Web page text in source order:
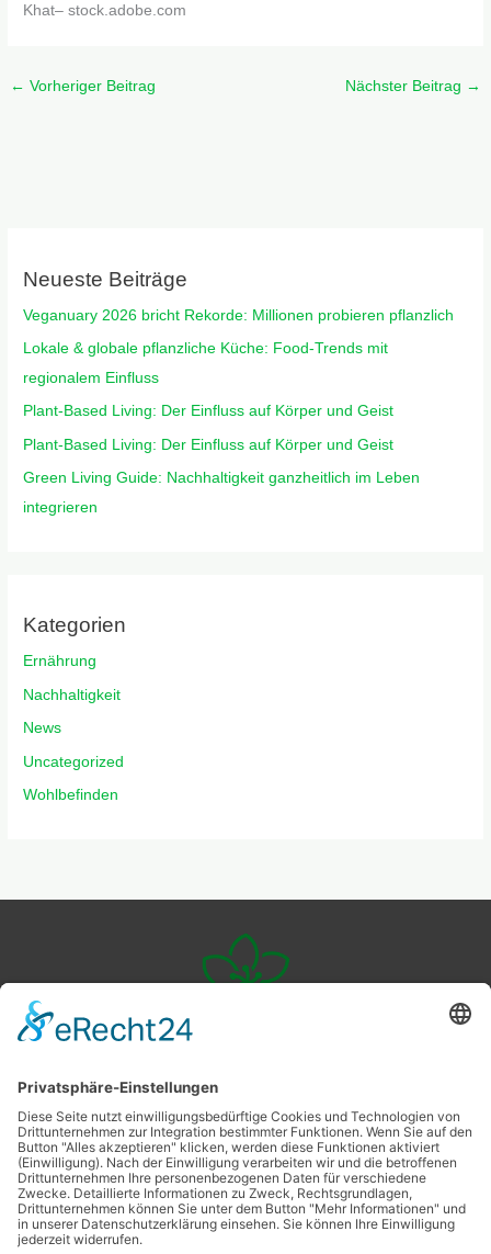
Khat– stock.adobe.com
← Vorheriger Beitrag Nächster Beitrag →
Neueste Beiträge
Veganuary 2026 bricht Rekorde: Millionen probieren pflanzlich
Lokale & globale pflanzliche Küche: Food-Trends mit
regionalem Einfluss
Plant-Based Living: Der Einfluss auf Körper und Geist
Plant-Based Living: Der Einfluss auf Körper und Geist
Green Living Guide: Nachhaltigkeit ganzheitlich im Leben
integrieren
Kategorien
Ernährung
Nachhaltigkeit
News
Uncategorized
Wohlbefinden
Ernährung
Nachhaltigkeit